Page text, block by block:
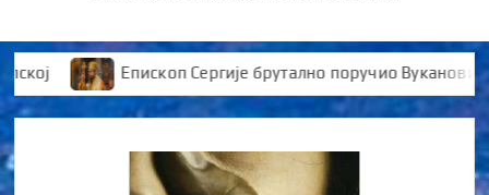
Епископ Сергије брутално поручио Вукановићу